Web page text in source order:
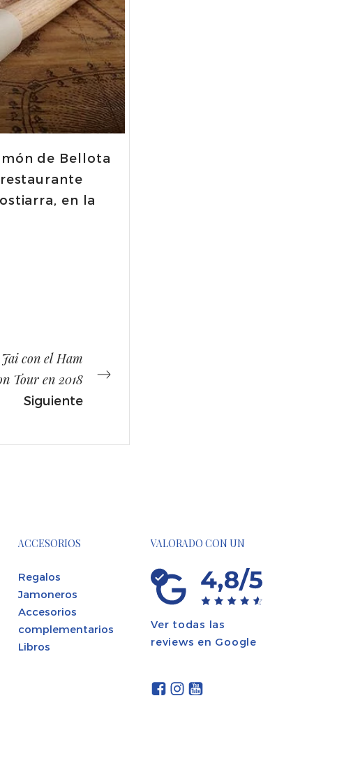
de Bellota
en la
con el Ham
Tour en 2018
Siguiente
ACCESORIOS
Regalos
Jamoneros
Accesorios
complementarios
Libros
VALORADO CON UN
Ver todas las
reviews en Google